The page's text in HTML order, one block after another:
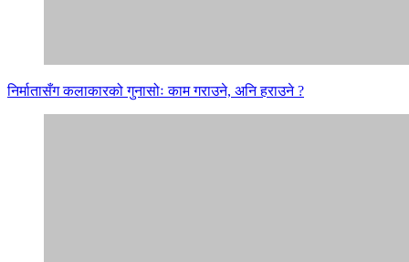
निर्मातासँग कलाकारको गुनासोः काम गराउने, अनि हराउने ?